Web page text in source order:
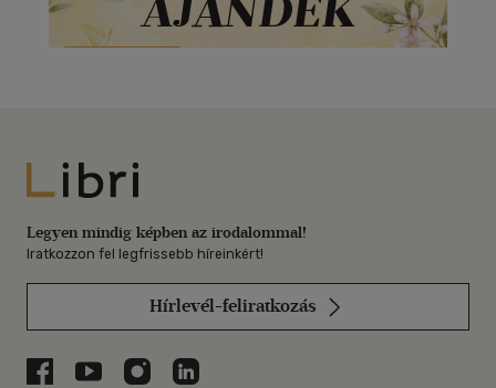
Libri
Legyen mindig képben az irodalommal!
Iratkozzon fel legfrissebb híreinkért!
Hírlevél-feliratkozás
Libri a Facebookon
Libri a Youtube-on
Libri az Instagramon
Libri a LinkedInen